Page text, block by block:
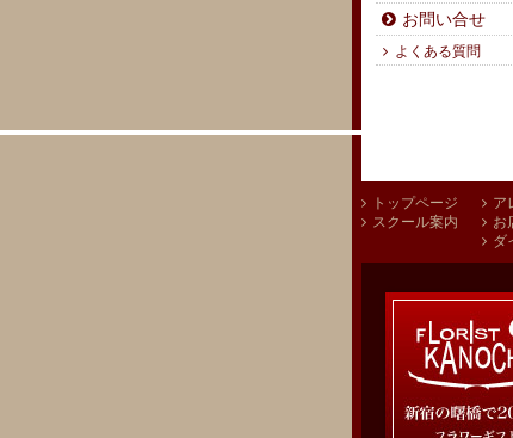
お問い合せ
よくある質問
トップページ ア
スクール案内
お
ダ